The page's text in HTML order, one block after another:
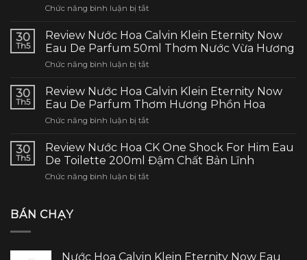
Chức năng bình luận bị tắtở
Nước
Hoa
Calvin
Klein
Now
Eau
Parfum
Lan
Tỏa
Hương
30
Th5
Review Nước Hoa Calvin Klein Eternity Now
Eau De Parfum 50ml Thơm Nước Vừa Hương
Chức năng bình luận bị tắtở
Nước
Hoa
Calvin
Klein
Now
Eau
Parfum
30
Th5
Review Nước Hoa Calvin Klein Eternity Now
Eau De Parfum Thơm Hương Phồn Hoa
Chức năng bình luận bị tắtở
Nước
Hoa
Calvin
Klein
30
Th5
Review Nước Hoa CK One Shock For Him Eau
De Toilette 200ml Đậm Chất Bản Lĩnh
Chức năng bình luận bị tắtở
For
BÁN CHẠY
Nước Hoa Calvin Klein Eternity Now Eau